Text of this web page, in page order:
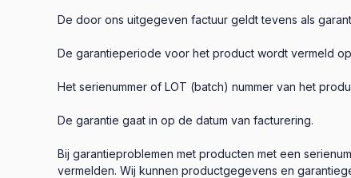
De door ons uitgegeven factuur geldt tevens als
De garantieperiode voor het product wordt vermeld
Het serienummer of LOT (batch) nummer van het
De garantie gaat in op de datum van facturering.
Bij garantieproblemen met producten met een
vermelden. Wij kunnen productgegevens en